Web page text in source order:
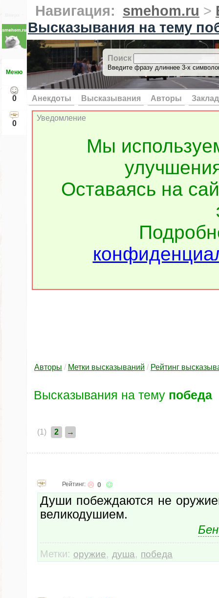
Меню
0
0
Навигация: smehom.ru >
Высказывания на тему
Поиск
Введите фразу длиннее 3-х
Анекдоты Высказывания Авторы
Уведомление
Мы
Оставаясь на
Авторы / Метки высказываний / Рейтинг
Высказывания на тему победа
(1) 2 →
Рейтинг: 0
Души побеждаются не
великодушием.
Метки: оружие, душа, победа